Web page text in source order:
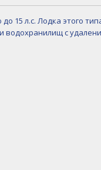
15 л.с. Лодка этого
с